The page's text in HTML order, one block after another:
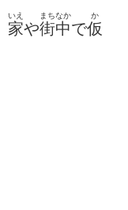
家
いえ
や街中
まちなか
で仮
か